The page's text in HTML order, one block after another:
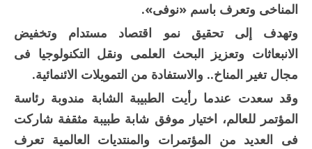
المناخى وتعرف باسم «نوفى».
وتهدف إلى تحقيق نمو اقتصاد مستدام وتخفيض
الانبعاثات وتعزيز البحث العلمى ونقل التكنولوجيا فى
مجال تغير المناخ.. والاستفادة من التمويلات الائنمائية.
وقد سعدت عندما رأيت الطبيبة الشابة مندوبة رئاسة
المؤتمر للعالم، اختيار موفق شابة طبيبة مثقفة شاركت
فى العديد من المؤتمرات والمنتديات العالمية تعرف